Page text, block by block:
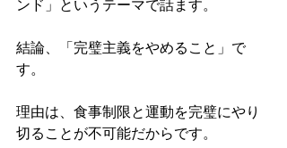
ンド」というテーマで話ます。
結論、「完璧主義をやめること」で
す。
理由は、食事制限と運動を完璧にやり
切ることが不可能だからです。